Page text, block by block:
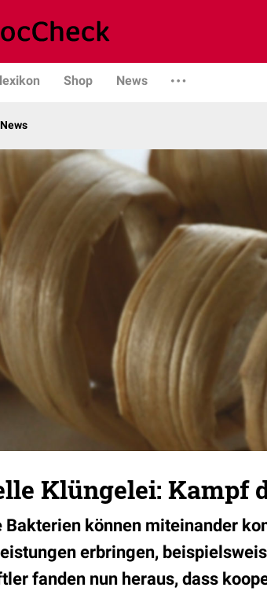
Shop News
Klüngelei: Kampf
Bakterien können miteinander
erbringen,
fanden nun heraus, dass